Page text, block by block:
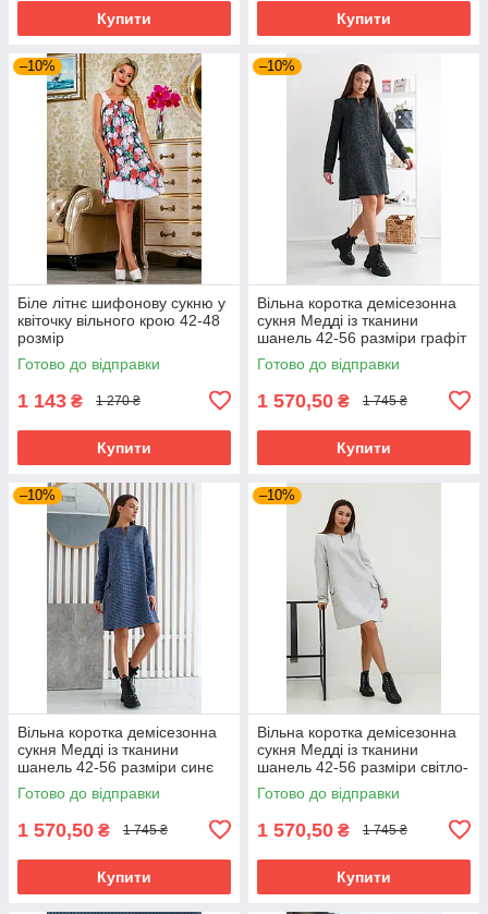
Купити Купити
–10%
Біле літнє шифонову сукню у
квіточку вільного крою 42-48
розмір
Готово до відправки
1 143 ₴ 1 270 ₴
Купити
–10%
Вільна коротка демісезонна
сукня Медді із тканини
шанель 42-56 разміри графіт
Готово до відправки
1 570,50 ₴ 1 745 ₴
Купити
–10%
Вільна коротка демісезонна
сукня Медді із тканини
шанель 42-56 разміри синє
Готово до відправки
1 570,50 ₴ 1 745 ₴
Купити
–10%
Вільна коротка демісезонна
сукня Медді із тканини
шанель 42-56 разміри світло-
сіра
Готово до відправки
1 570,50 ₴ 1 745 ₴
Купити